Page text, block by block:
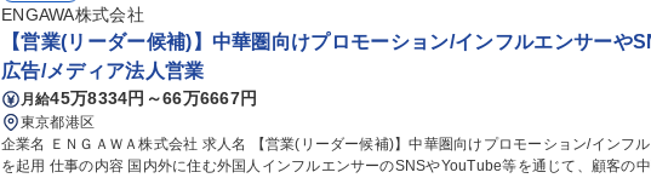
ENGAWA株式会社
【営業(リーダー候補)】中華圏向けプロモーション/インフルエンサーや
広告/メディア法人営業
月給45万8334円～66万6667円
東京都港区
企業名 ＥＮＧＡＷＡ株式会社 求人名 【営業(リーダー候補)】中華圏向けプロモーション/インフルエンサーやSNS
を起用 仕事の内容 国内外に住む外国人インフルエンサーのSNSやYouTube等を通じて、顧客の中華圏向けプロモ